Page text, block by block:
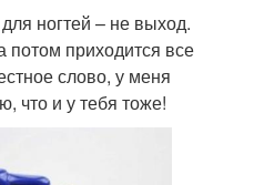
ногтей – не выход.
потом приходится все
слово, у меня
что и у тебя тоже!